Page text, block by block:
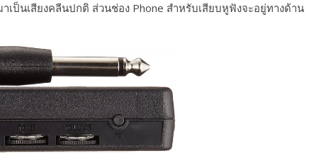
เป็นเสียงคลีนปกติ ส่วนช่อง Phone สำหรับเสียบหูฟังจะอยู่ทางด้าน